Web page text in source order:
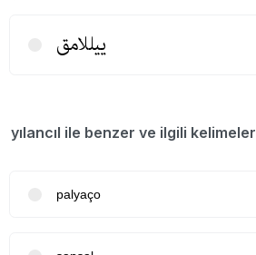
ییللامق
yılancıl ile benzer ve ilgili kelimeler
palyaço